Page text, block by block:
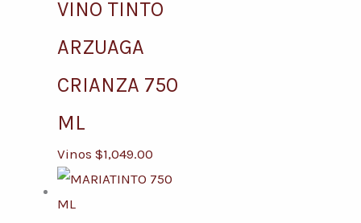
VINO TINTO
ARZUAGA
CRIANZA 750
ML
Vinos $1,049.00